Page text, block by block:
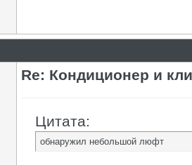
Re: Кондиционер и
Цитата:
обнаружил небольшой люфт